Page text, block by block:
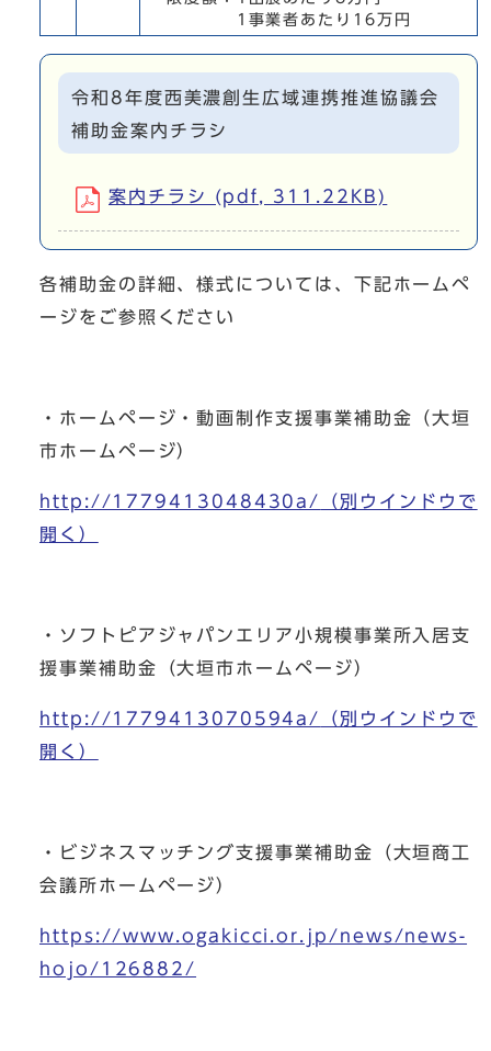
1事業者あたり16万円
令和8年度西美濃創生広域連携推進協議会
補助金案内チラシ
案内チラシ (pdf, 311.22KB)
各補助金の詳細、様式については、下記ホームペ
ージをご参照ください
・ホームページ・動画制作支援事業補助金（大垣
市ホームページ）
http://1779413048430a/
（別ウインドウで
開く）
・ソフトピアジャパンエリア小規模事業所入居支
援事業補助金（大垣市ホームページ）
http://1779413070594a/
（別ウインドウで
開く）
・ビジネスマッチング支援事業補助金（大垣商工
会議所ホームページ）
https://www.ogakicci.or.jp/news/news-
hojo/126882/